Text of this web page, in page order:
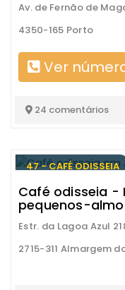
Av. de Fernão de
4350-165 Porto
Ver
24 comentários
47 - CAFÉ ODISSEIA
Café odisseia -
pequenos-
Estr. da Lagoa Azul
2715-311 Almargem